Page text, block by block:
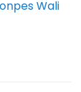
Wali